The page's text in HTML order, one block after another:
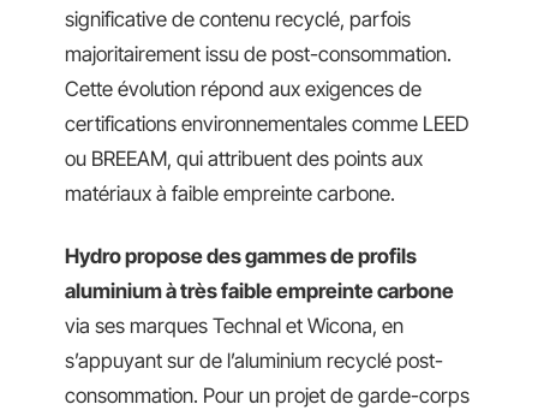
significative de contenu recyclé, parfois
majoritairement issu de post-consommation.
Cette évolution répond aux exigences de
certifications environnementales comme LEED
ou BREEAM, qui attribuent des points aux
matériaux à faible empreinte carbone.
Hydro propose des gammes de profils
aluminium à très faible empreinte carbone
via ses marques Technal et Wicona, en
s’appuyant sur de l’aluminium recyclé post-
consommation. Pour un projet de garde-corps